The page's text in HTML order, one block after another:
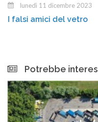
lunedì 11 dicembre 2023
I falsi amici del vetro
Potrebbe